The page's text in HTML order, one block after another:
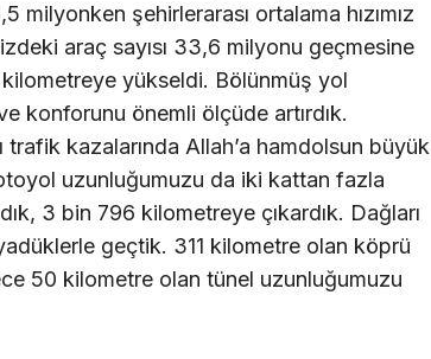
milyonken şehirlerarası ortalama hızımız
araç sayısı 33,6 milyonu geçmesine
kilometreye yükseldi. Bölünmüş yol
konforunu önemli ölçüde artırdık.
kazalarında Allah’a hamdolsun büyük
uzunluğumuzu da iki kattan fazla
3 bin 796 kilometreye çıkardık. Dağları
geçtik. 311 kilometre olan köprü
50 kilometre olan tünel uzunluğumuzu